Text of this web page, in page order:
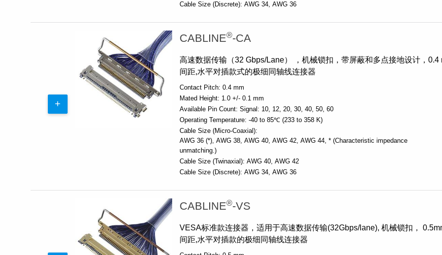
Cable Size (Discrete): AWG 34 AWG 36
CABLINE®-CA
高速数据传输（32 Gbps/Lane） ，机械锁扣，带屏蔽和多点接地设计，0.4
间距,水平对插款式的极细同轴线连接器
Contact Pitch: 0.4 mm
Mated Height: 1.0 +/- 0.1 mm
Available Pin Count: Signal: 10, 12, 20, 30, 40, 50, 60
Operating Temperature: -40 to 85℃ (233 to 358 K)
Cable Size (Micro-Coaxial):
AWG 36 (*) AWG 38 AWG 40 AWG 42 AWG 44 * (Characteristic impedance
unmatching.)
Cable Size (Twinaxial): AWG 40 AWG 42
Cable Size (Discrete): AWG 34 AWG 36
CABLINE®-VS
VESA标准款连接器，适用于高速数据传输(32Gbps/lane), 机械锁扣，
间距,水平对插款的极细同轴线连接器